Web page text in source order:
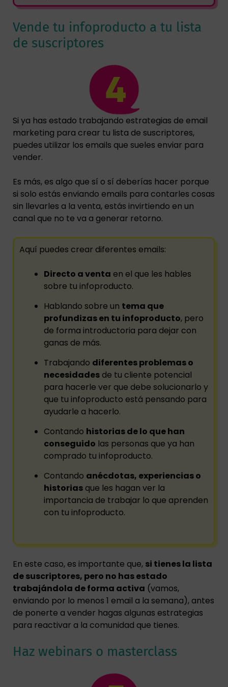
Vende tu infoproducto a tu lista
de suscriptores
Si ya has estado trabajando estrategias de email
marketing para crear tu lista de suscriptores,
puedes utilizar los emails que sueles enviar para
vender.
Es más, es algo que sí o sí deberías hacer porque
si solo estás enviando emails para contarles cosas
sin llevarles a la venta, estás invirtiendo en un
canal que no te va a generar retorno.
Aquí puedes crear diferentes emails:
Directo a venta en el que les hables
sobre tu infoproducto.
Hablando sobre un tema que
profundizas en tu infoproducto, pero
de forma introductoria para dejar con
ganas de más.
Trabajando diferentes problemas o
necesidades de tu cliente potencial
para hacerle ver que debe solucionarlo y
que tu infoproducto está pensando para
ayudarle a hacerlo.
Contando historias de lo que han
conseguido las personas que ya han
comprado tu infoproducto.
Contando anécdotas, experiencias o
historias que les hagan ver la
importancia de trabajar lo que aprenden
con tu infoproducto.
En este caso, es importante que, si tienes la lista
de suscriptores, pero no has estado
trabajándola de forma activa (vamos,
enviando por lo menos 1 email a la semana), antes
de ponerte a vender hagas algunas estrategias
para reactivar a la comunidad que tienes.
Haz webinars o masterclass